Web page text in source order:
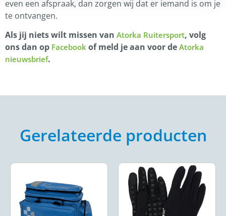
even een afspraak, dan zorgen wij dat er iemand is om je
te ontvangen.
Als jij niets wilt missen van Atorka Ruitersport, volg
ons dan op Facebook of meld je aan voor de Atorka
nieuwsbrief.
Gerelateerde producten